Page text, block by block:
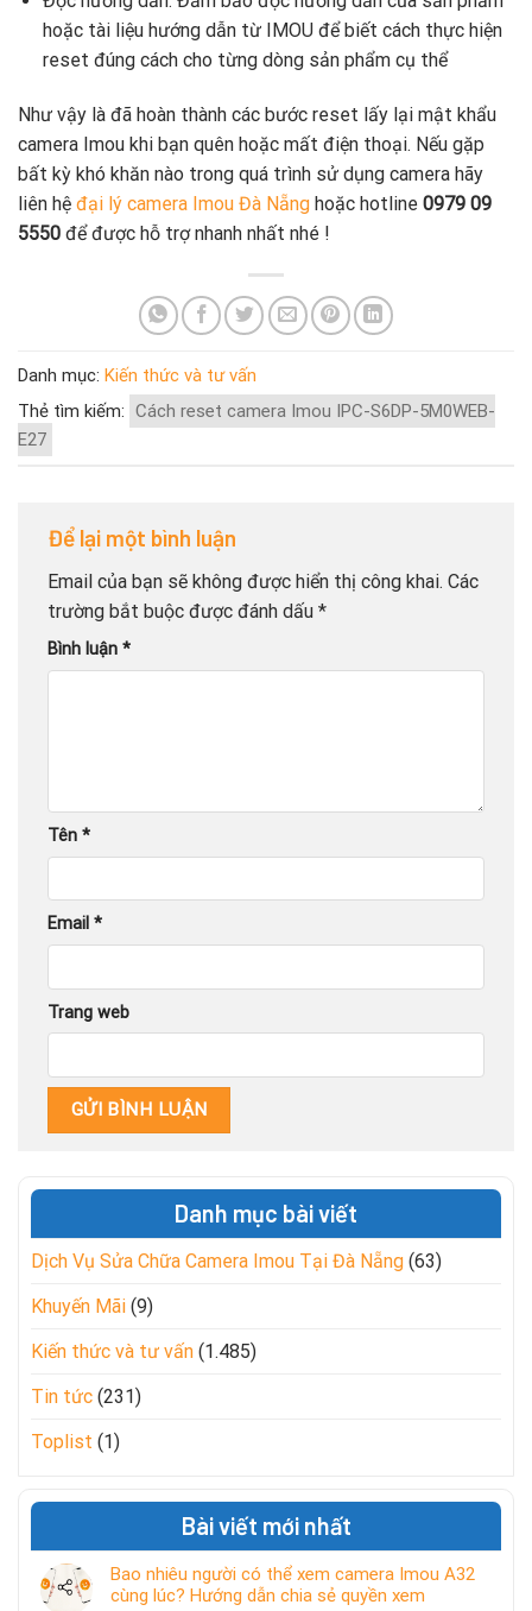
hoặc tài liệu hướng dẫn từ IMOU để biết cách thực hiện
reset đúng cách cho từng dòng sản phẩm cụ thể
Như vậy là đã hoàn thành các bước reset lấy lại mật khẩu
camera Imou khi bạn quên hoặc mất điện thoại. Nếu gặp
bất kỳ khó khăn nào trong quá trình sử dụng camera hãy
liên hệ đại lý camera Imou Đà Nẵng hoặc hotline 0979 09
5550 để được hỗ trợ nhanh nhất nhé !
Danh mục: Kiến thức và tư vấn
Thẻ tìm kiếm: Cách reset camera Imou IPC-S6DP-5M0WEB-
E27
Để lại một bình luận
Email của bạn sẽ không được hiển thị công khai. Các
trường bắt buộc được đánh dấu *
Bình luận *
Tên *
Email *
Trang web
Danh mục bài viết
Dịch Vụ Sửa Chữa Camera Imou Tại Đà Nẵng (63)
Khuyến Mãi (9)
Kiến thức và tư vấn (1.485)
Tin tức (231)
Toplist (1)
Bài viết mới nhất
Bao nhiêu người có thể xem camera Imou A32
cùng lúc? Hướng dẫn chia sẻ quyền xem